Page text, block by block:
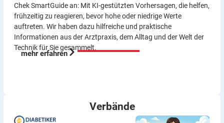
Chek SmartGuide an: Mit KI-gestützten Vorher­sagen, die helfen,
frühzeitig zu reagieren, bevor hohe oder niedrige Werte
auftreten. Wir haben dazu hilf­reiche und praktische
Informationen aus der Arzt­praxis, dem Alltag und der Welt der
Technik für Sie gesammelt.
mehr erfahren
Verbände